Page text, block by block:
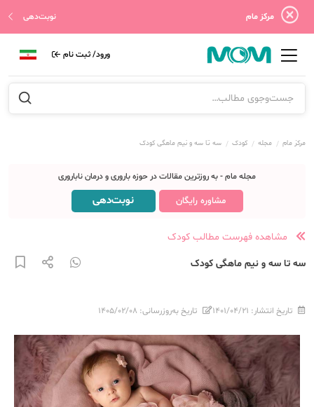
مرکز مام نوبت‌دهی
ورود/ ثبت نام
مرکز مام مجله کودک سه تا سه و نیم ماهگی کودک
مجله مام - به روزترین مقالات در حوزه باروری و درمان ناباروری
مشاوره رایگان نوبت‌دهی
مشاهده فهرست مطالب کودک
سه تا سه و نیم ماهگی کودک
تاریخ انتشار: ۱۴۰۱/۰۴/۲۱ تاریخ به‌روزرسانی: ۱۴۰۵/۰۲/۰۸